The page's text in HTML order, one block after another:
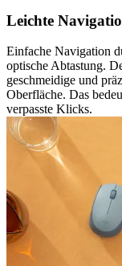
Leichte
Einfache Navigation
optische Abtastung.
geschmeidige und
Oberfläche. Das
verpasste Klicks.